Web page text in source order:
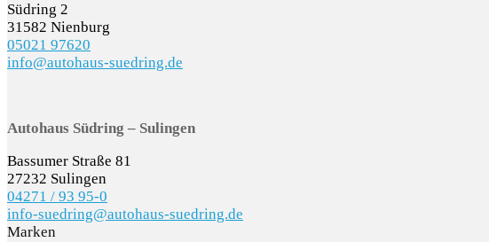
Südring 2
31582 Nienburg
05021 97620
info@autohaus-suedring.de
Autohaus Südring – Sulingen
Bassumer Straße 81
27232 Sulingen
04271 / 93 95-0
info-suedring@autohaus-suedring.de
Marken